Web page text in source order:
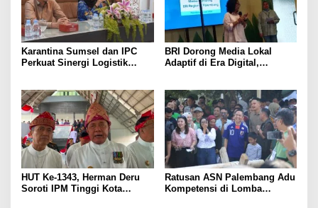
Karantina Sumsel dan IPC
Perkuat Sinergi Logistik
BRI Dorong Media Lokal
Adaptif di Era Digital,
HUT Ke-1343, Herman Deru
Soroti IPM Tinggi Kota
Ratusan ASN Palembang Adu
Kompetensi di Lomba